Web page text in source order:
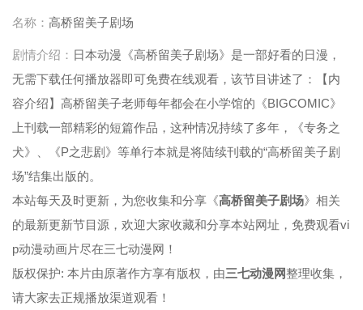
名称： 高桥留美子剧场
剧情介绍： 日本动漫《高桥留美子剧场》是一部好看的日漫，
无需下载任何播放器即可免费在线观看，该节目讲述了：【内
容介绍】高桥留美子老师每年都会在小学馆的《BIGCOMIC》
上刊载一部精彩的短篇作品，这种情况持续了多年，《专务之
犬》、《P之悲剧》等单行本就是将陆续刊载的“高桥留美子剧
场”结集出版的。
本站每天及时更新，为您收集和分享《高桥留美子剧场》相关
的最新更新节目源，欢迎大家收藏和分享本站网址，免费观看vi
p动漫动画片尽在三七动漫网！
版权保护: 本片由原著作方享有版权，由三七动漫网整理收集，
请大家去正规播放渠道观看！